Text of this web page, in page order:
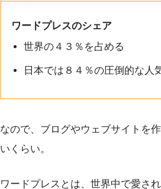
ワードプレスのシェア
世界の４３％を占める
日本では８４％の圧倒的な人
なので、ブログやウェブサイトを
いくらい。
ワードプレスとは、世界中で愛さ